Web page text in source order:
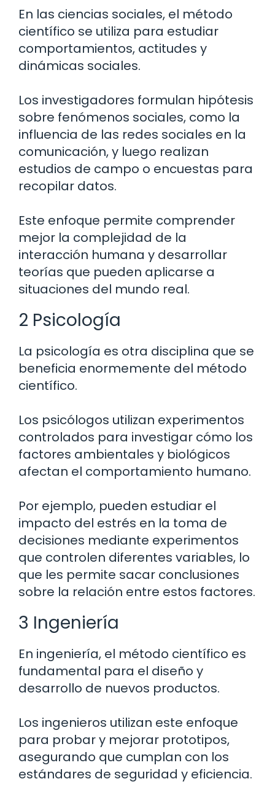
En las ciencias sociales, el método
científico se utiliza para estudiar
comportamientos, actitudes y
dinámicas sociales.
Los investigadores formulan hipótesis
sobre fenómenos sociales, como la
influencia de las redes sociales en la
comunicación, y luego realizan
estudios de campo o encuestas para
recopilar datos.
Este enfoque permite comprender
mejor la complejidad de la
interacción humana y desarrollar
teorías que pueden aplicarse a
situaciones del mundo real.
2 Psicología
La psicología es otra disciplina que se
beneficia enormemente del método
científico.
Los psicólogos utilizan experimentos
controlados para investigar cómo los
factores ambientales y biológicos
afectan el comportamiento humano.
Por ejemplo, pueden estudiar el
impacto del estrés en la toma de
decisiones mediante experimentos
que controlen diferentes variables, lo
que les permite sacar conclusiones
sobre la relación entre estos factores.
3 Ingeniería
En ingeniería, el método científico es
fundamental para el diseño y
desarrollo de nuevos productos.
Los ingenieros utilizan este enfoque
para probar y mejorar prototipos,
asegurando que cumplan con los
estándares de seguridad y eficiencia.